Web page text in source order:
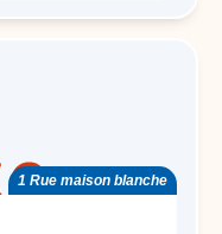
1 Rue maison blanche